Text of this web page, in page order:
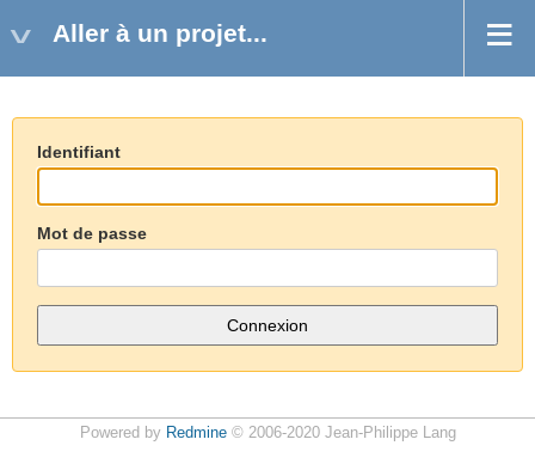
Aller à un projet...
Identifiant
Mot de passe
Powered by Redmine© 2006-2020 Jean-Philippe Lang